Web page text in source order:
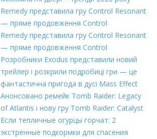
Remedy представила гру Control Resonant
— пряме продовження Control
Remedy представила гру Control Resonant
— пряме продовження Control
Розробники Exodus представили новий
трейлер і розкрили подробиці гри — це
фантастична пригода в дусі Mass Effect
Анонсовано ремейк Tomb Raider: Legacy
of Atlantis і нову гру Tomb Raider: Catalyst
Если тепличные огурцы горчат: 2
экстренные подкормки для спасения